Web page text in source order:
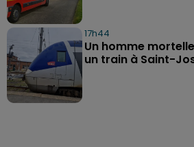
17h44
Un homme
un train à Saint-